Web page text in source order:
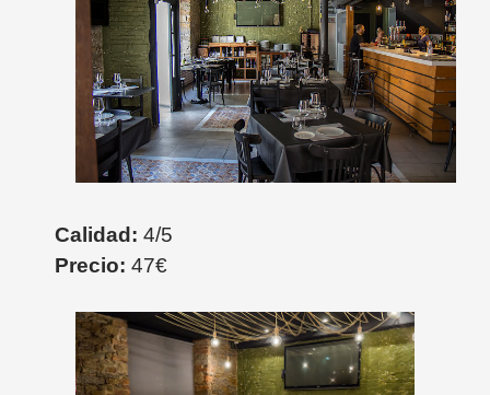
Calidad: 4/5
Precio: 47€